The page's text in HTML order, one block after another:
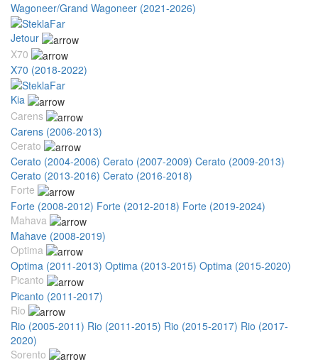
Wagoneer/Grand Wagoneer (2021-2026)
Jetour
X70
X70 (2018-2022)
Kia
Carens
Carens (2006-2013)
Cerato
Cerato (2004-2006) Cerato (2007-2009) Cerato (2009-2013)
Cerato (2013-2016) Cerato (2016-2018)
Forte
Forte (2008-2012) Forte (2012-2018) Forte (2019-2024)
Mahava
Mahave (2008-2019)
Optima
Optima (2011-2013) Optima (2013-2015) Optima (2015-2020)
Picanto
Picanto (2011-2017)
Rio
Rio (2005-2011) Rio (2011-2015) Rio (2015-2017) Rio (2017-
2020)
Sorento